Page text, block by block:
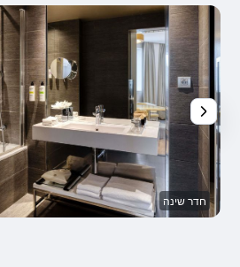
חדר שינה